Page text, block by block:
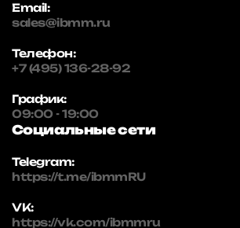
Email:
sales@ibmm.ru
Телефон:
+7 (495) 136-28-92
График:
09:00 - 19:00
Социальные сети
Telegram:
https://t.me/ibmmRU
VK:
https://vk.com/ibmmru